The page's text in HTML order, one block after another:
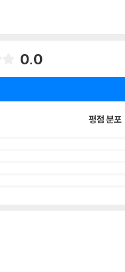
0.0
평점 분포